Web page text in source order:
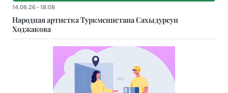
14.06.26 - 18:08
Народная артистка Туркменистана Сахыдурсун
Ходжакова